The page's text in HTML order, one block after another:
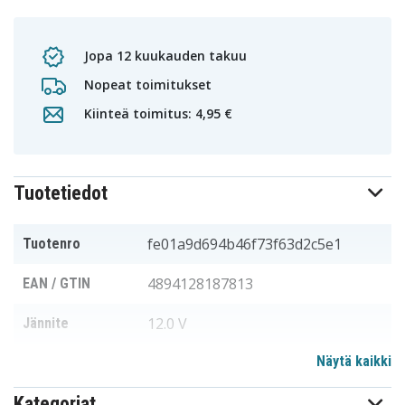
Jopa 12 kuukauden takuu
Nopeat toimitukset
Kiinteä toimitus: 4,95 €
Tuotetiedot
Tuotenro fe01a9d694b46f73f63d2c5e1
EAN / GTIN 4894128187813
Jännite 12.0 V
Näytä kaikki